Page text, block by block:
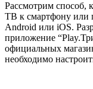
Рассмотрим способ,
ТВ к смартфону или
Android или iOS.
приложение
официальных
необходимо